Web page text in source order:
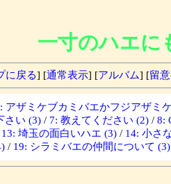
一寸のハエに
に戻る] [通常表示] [アルバム] [留
アザミケブカミバエかフジアザミ
さい (3) / 7: 教えてください (2) / 8:
13: 埼玉の面白いハエ (3) / 14: 小さ
/ 19: シラミバエの仲間について (3)